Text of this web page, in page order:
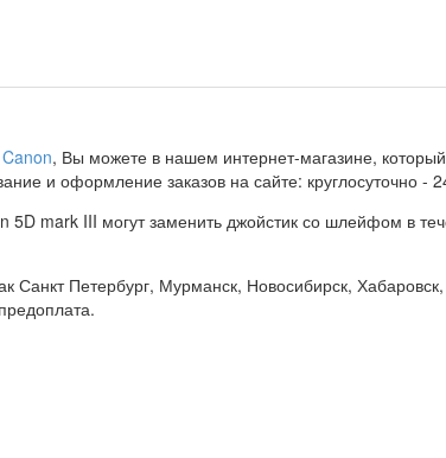
, Вы можете в нашем интернет-магазине,
и оформление заказов на сайте: круглосуточно -
mark III могут заменить джойстик со шлейфом в
Санкт Петербург, Мурманск, Новосибирск,